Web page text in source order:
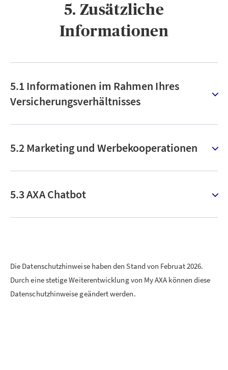
5. Zusätzliche
Informationen
5.1 Informationen im Rahmen Ihres
Versicherungsverhältnisses
5.2 Marketing und Werbekooperationen
5.3 AXA Chatbot
Die Datenschutzhinweise haben den Stand von Februat 2026.
Durch eine stetige Weiterentwicklung von My AXA können diese
Datenschutzhinweise geändert werden.